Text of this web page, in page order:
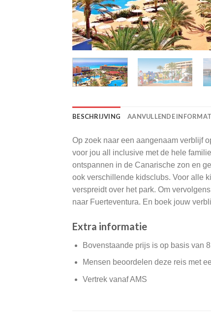
BESCHRIJVING AANVULLENDE
Op zoek naar een aangenaam verblijf
voor jou all inclusive met de hele
ontspannen in de Canarische zon en
ook verschillende kidsclubs. Voor alle
verspreidt over het park. Om
naar Fuerteventura. En boek jouw
Extra informatie
Bovenstaande prijs is op basis van
Mensen beoordelen deze reis met
Vertrek vanaf AMS